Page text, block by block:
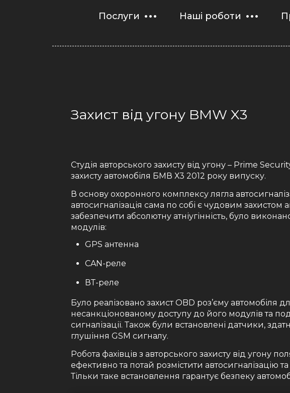
Послуги Наші роботи
Захист від угону BMW X3
Студія авторського захисту від угону – Prime
захисту автомобіля БМВ Х3 2012 року випуску.
В основу охоронного комплексу лягла
автосигналізація сама по собі є чудовим захистом
забезпечити абсолютну атніугінність, було
модулів:
GPS антенна
CAN-реле
ВТ-реле
Було реалізовано захист OBD роз’єму автомобіля
несанкціонованому доступу до його модулів та
сигналізації. Також були встановлені датчики,
глушіння GSM сигналу.
Робота фахівців з авторського захисту від угону
ефективно та потай розмістити автосигналізацію та
Тільки таке встановлення гарантує безпеку